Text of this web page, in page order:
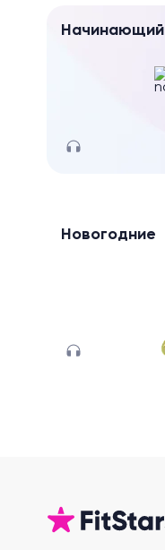
Начинающий
Новогодние